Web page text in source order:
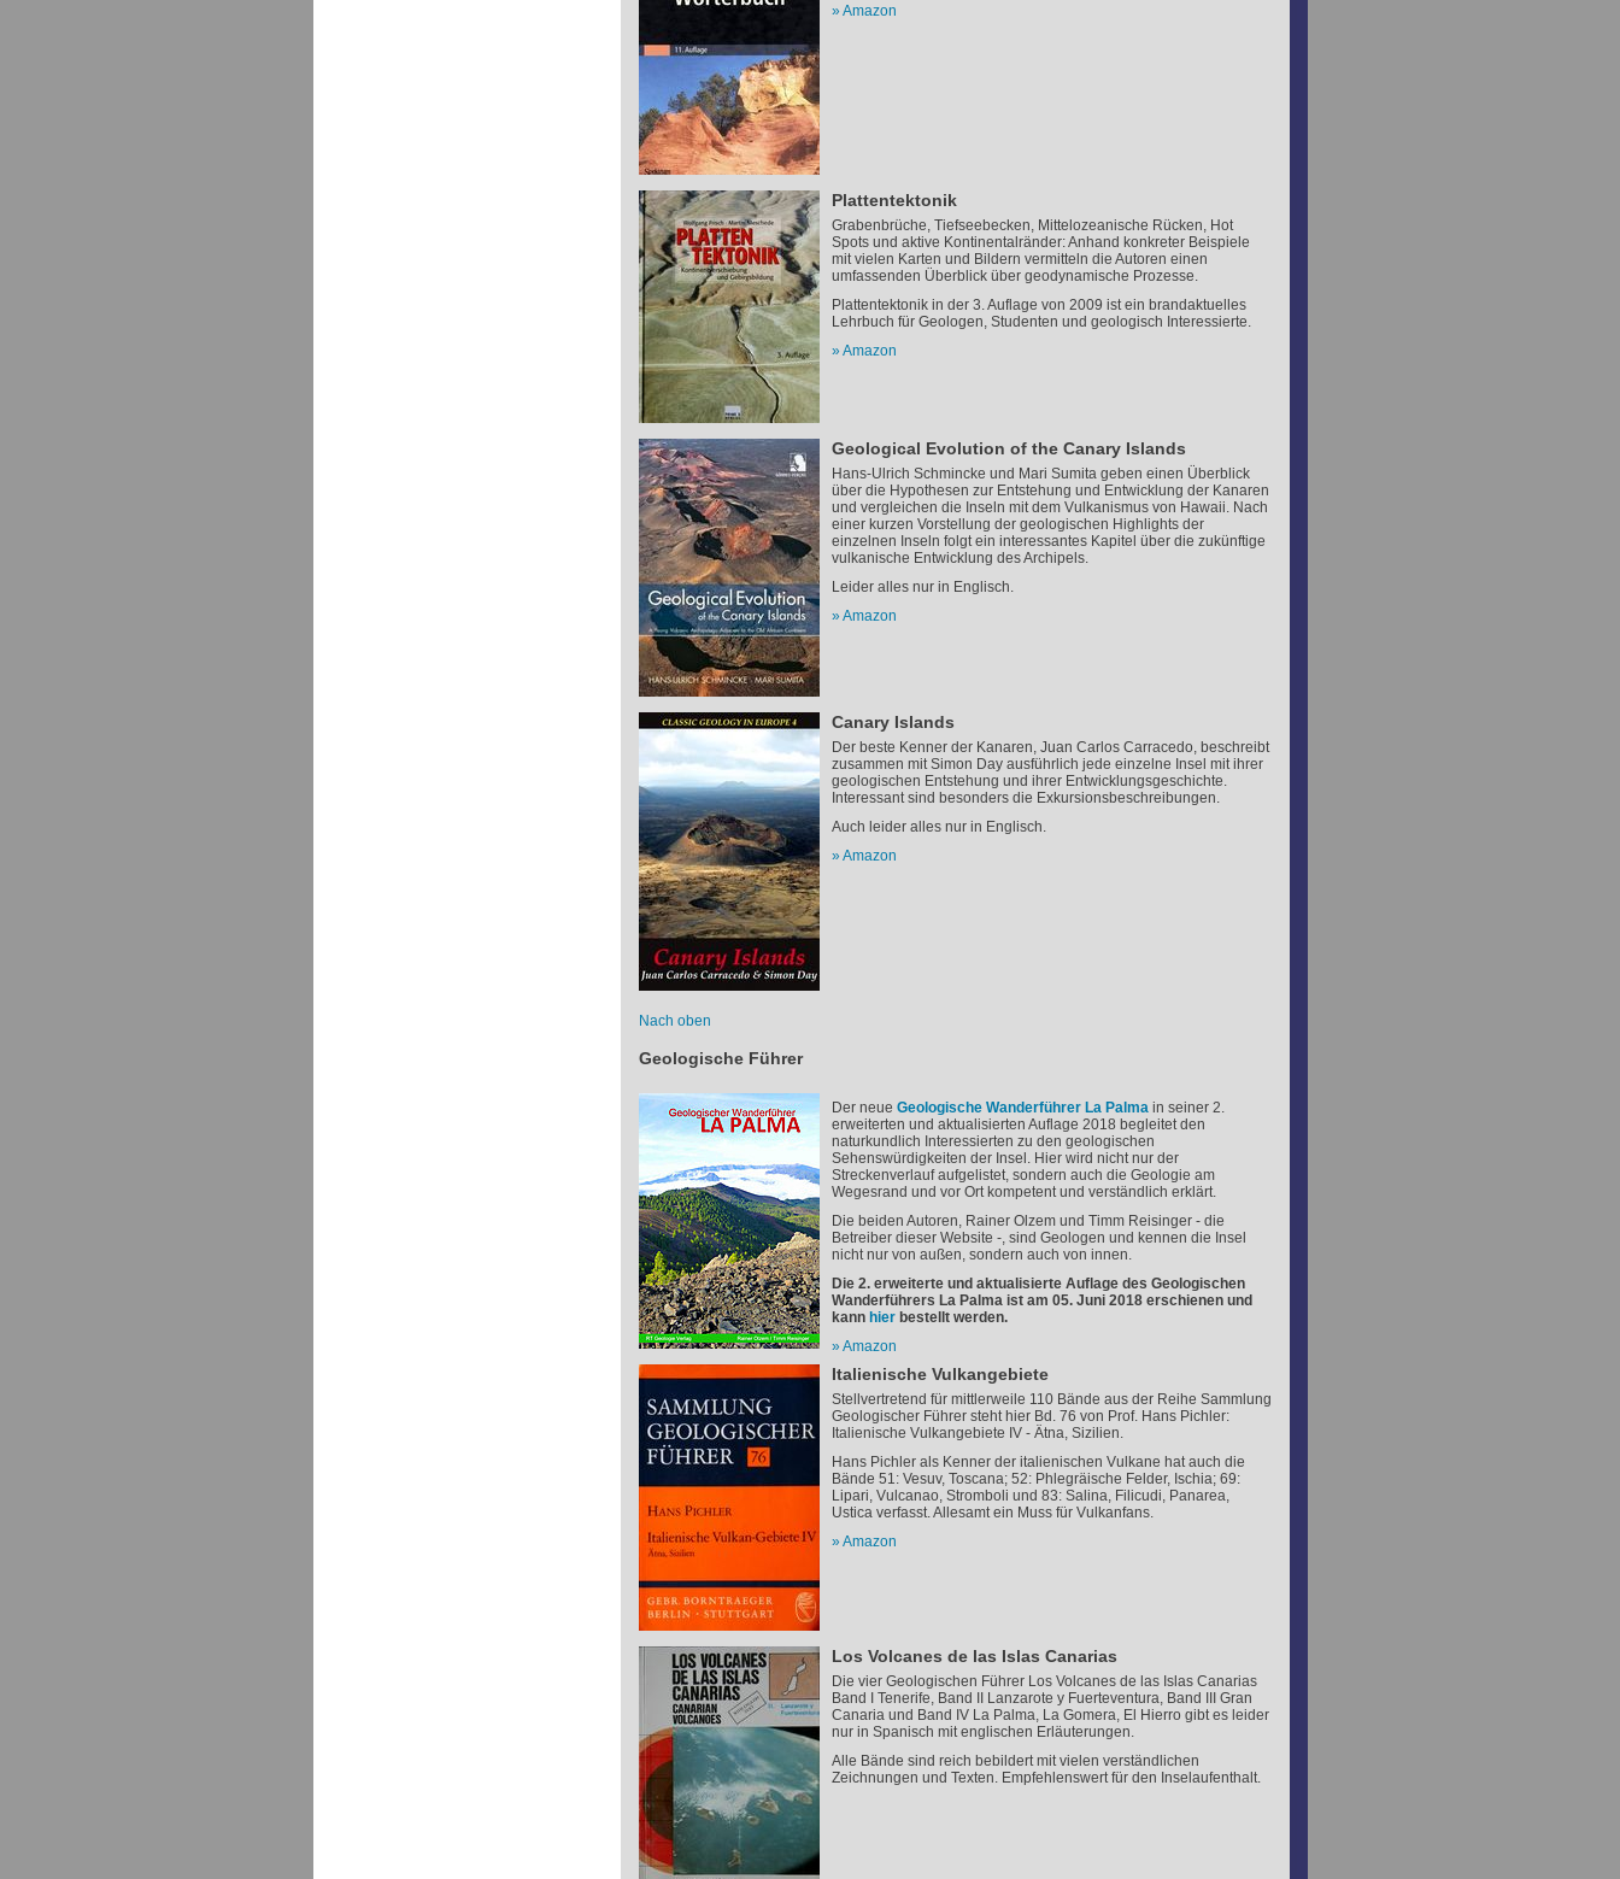
Amazon
Plattentektonik
Grabenbrüche, Tiefseebecken, Mittelozeanische Rücken, Hot
Spots und aktive Kontinentalränder: Anhand konkreter Beispiele
mit vielen Karten und Bildern vermitteln die Autoren einen
umfassenden Überblick über geodynamische Prozesse.
Plattentektonik in der 3. Auflage von 2009 ist ein brandaktuelles
Lehrbuch für Geologen, Studenten und geologisch Interessierte.
Amazon
Geological Evolution of the Canary Islands
Hans-Ulrich Schmincke und Mari Sumita geben einen Überblick
über die Hypothesen zur Entstehung und Entwicklung der Kanaren
und vergleichen die Inseln mit dem Vulkanismus von Hawaii. Nach
einer kurzen Vorstellung der geologischen Highlights der
einzelnen Inseln folgt ein interessantes Kapitel über die zukünftige
vulkanische Entwicklung des Archipels.
Leider alles nur in Englisch.
Amazon
Canary Islands
Der beste Kenner der Kanaren, Juan Carlos Carracedo, beschreibt
zusammen mit Simon Day ausführlich jede einzelne Insel mit ihrer
geologischen Entstehung und ihrer Entwicklungsgeschichte.
Interessant sind besonders die Exkursionsbeschreibungen.
Auch leider alles nur in Englisch.
Amazon
Nach oben
Geologische Führer
Der neue Geologische Wanderführer La Palma in seiner 2.
erweiterten und aktualisierten Auflage 2018 begleitet den
naturkundlich Interessierten zu den geologischen
Sehenswürdigkeiten der Insel. Hier wird nicht nur der
Streckenverlauf aufgelistet, sondern auch die Geologie am
Wegesrand und vor Ort kompetent und verständlich erklärt.
Die beiden Autoren, Rainer Olzem und Timm Reisinger - die
Betreiber dieser Website -, sind Geologen und kennen die Insel
nicht nur von außen, sondern auch von innen.
Die 2. erweiterte und aktualisierte Auflage des Geologischen
Wanderführers La Palma ist am 05. Juni 2018 erschienen und
kann hierbestellt werden.
Amazon
Italienische Vulkangebiete
Stellvertretend für mittlerweile 110 Bände aus der Reihe Sammlung
Geologischer Führer steht hier Bd. 76 von Prof. Hans Pichler:
Italienische Vulkangebiete IV - Ätna, Sizilien.
Hans Pichler als Kenner der italienischen Vulkane hat auch die
Bände 51: Vesuv, Toscana; 52: Phlegräische Felder, Ischia; 69:
Lipari, Vulcanao, Stromboli und 83: Salina, Filicudi, Panarea,
Ustica verfasst. Allesamt ein Muss für Vulkanfans.
Amazon
Los Volcanes de las Islas Canarias
Die vier Geologischen Führer Los Volcanes de las Islas Canarias
Band I Tenerife, Band II Lanzarote y Fuerteventura, Band III Gran
Canaria und Band IV La Palma, La Gomera, El Hierro gibt es leider
nur in Spanisch mit englischen Erläuterungen.
Alle Bände sind reich bebildert mit vielen verständlichen
Zeichnungen und Texten. Empfehlenswert für den Inselaufenthalt.